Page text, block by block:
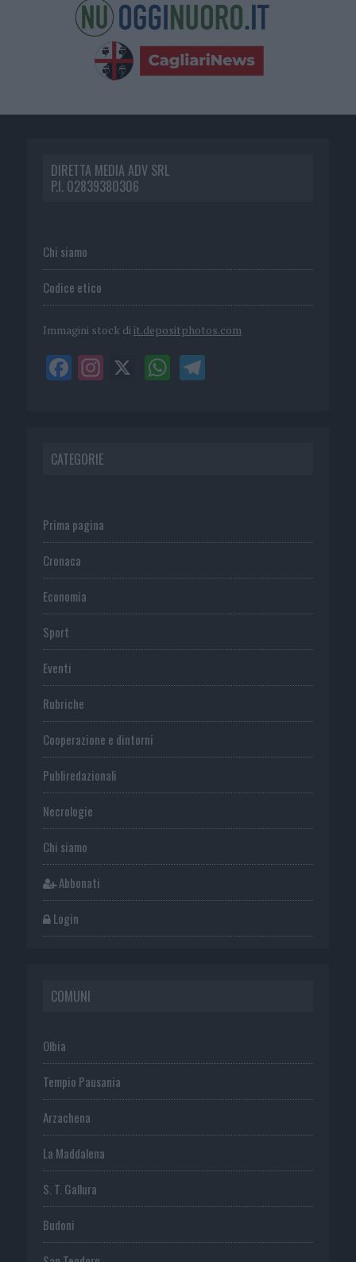
DIRETTA MEDIA ADV SRL
P.I. 02839380306
Chi siamo
Codice etico
Immagini stock di it.depositphotos.com
CATEGORIE
Prima pagina
Cronaca
Economia
Sport
Eventi
Rubriche
Cooperazione e dintorni
Publiredazionali
Necrologie
Chi siamo
Abbonati
Login
COMUNI
Olbia
Tempio Pausania
Arzachena
La Maddalena
S. T. Gallura
Budoni